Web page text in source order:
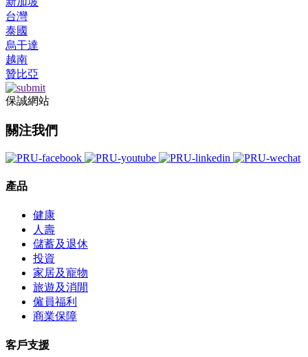
台灣
泰國
烏干達
越南
贊比亞
保誠網站
關注我們
產品
健康
人壽
儲蓄及退休
投資
家居及寵物
旅遊及消閒
僱員福利
商業保障
客戶支援